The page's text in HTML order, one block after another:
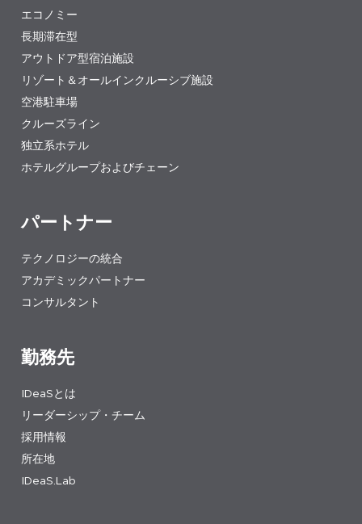
エコノミー
長期滞在型
アウトドア型宿泊施設
リゾート＆オールインクルーシブ施設
空港駐車場
クルーズライン
独立系ホテル
ホテルグループおよびチェーン
勤務先
IDeaSとは
リーダーシップ・チーム
採用情報
所在地
IDeaS.Lab
パートナー
テクノロジーの統合
アカデミックパートナー
コンサルタント